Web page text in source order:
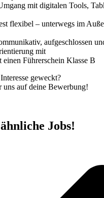
mit digitalen Tools,
flexibel – unterwegs im
aufgeschlossen
mit
einen Führerschein Klasse B
geweckt?
auf deine Bewerbung!
Jobs!